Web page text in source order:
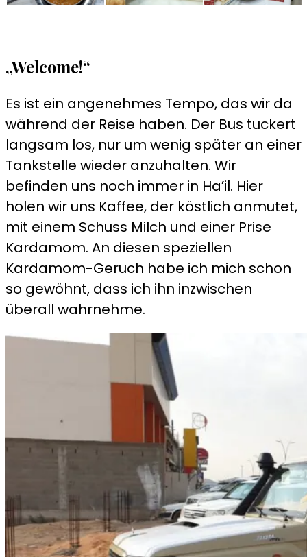
„Welcome!“
Es ist ein angenehmes Tempo, das wir da
während der Reise haben. Der Bus tuckert
langsam los, nur um wenig später an einer
Tankstelle wieder anzuhalten. Wir
befinden uns noch immer in Ha’il. Hier
holen wir uns Kaffee, der köstlich anmutet,
mit einem Schuss Milch und einer Prise
Kardamom. An diesen speziellen
Kardamom-Geruch habe ich mich schon
so gewöhnt, dass ich ihn inzwischen
überall wahrnehme.